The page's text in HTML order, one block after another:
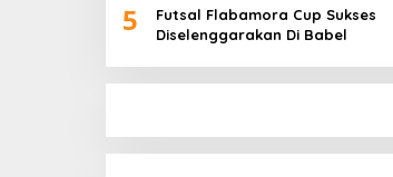
5
Futsal Flabamora Cup Sukses
Diselenggarakan Di Babel